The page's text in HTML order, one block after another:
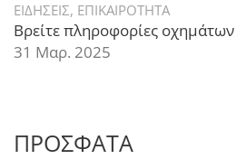
ΕΙΔΗΣΕΙΣ, ΕΠΙΚΑΙΡΟΤΗΤΑ
Βρείτε πληροφορίες οχημάτων
31 Μαρ. 2025
ΠΡΟΣΦΑΤΑ